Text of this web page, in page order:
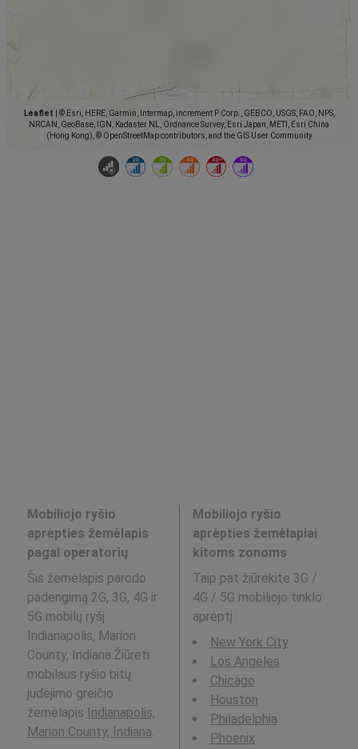
Leaflet
© Esri, HERE, Garmin, Intermap, increment P Corp., GEBCO, USGS, FAO, NPS,
NRCAN, GeoBase, IGN, Kadaster NL, Ordnance Survey, Esri Japan, METI, Esri China
(Hong Kong), © OpenStreetMap contributors, and the GIS User Community
Mobiliojo ryšio
aprėpties žemėlapis
pagal operatorių
Šis žemėlapis parodo
padengimą 2G, 3G, 4G ir
5G mobilų ryšį
Indianapolis, Marion
County, Indiana.Žiūrėti :
mobilaus ryšio bitų
judėjimo greičio
žemėlapis Indianapolis,
Marion County, Indiana.
Mobiliojo ryšio
aprėpties žemėlapiai
kitoms zonoms
Taip pat žiūrėkite 3G /
4G / 5G mobiliojo tinklo
aprėptį :
New York City
Los Angeles
Chicago
Houston
Philadelphia
Phoenix